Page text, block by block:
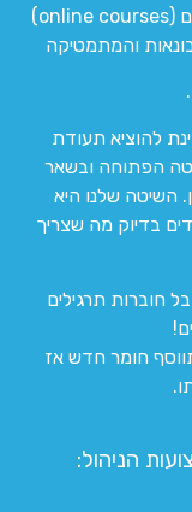
המרכז המוביל והמקצועי לקורסים דיגיטליים (online courses)
והמתמטיקה
להוציא תעודת
הפתוחה ובשאר
השיטה שלנו היא
בדיוק מה שצריך
חוברות תרגילים
חומר חדש אז
הניהול: